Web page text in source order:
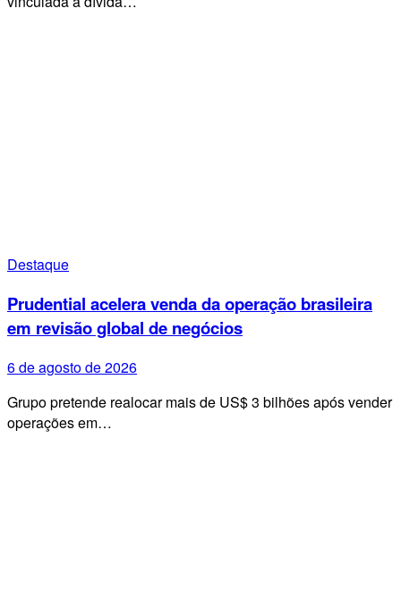
Destaque
Prudential acelera venda da operação brasileira
em revisão global de negócios
6 de agosto de 2026
Grupo pretende realocar mais de US$ 3 bilhões após vender
operações em…